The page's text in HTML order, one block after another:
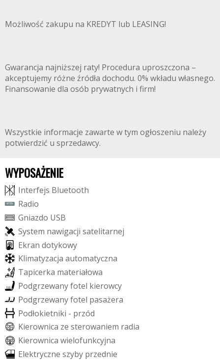
Możliwość zakupu na KREDYT lub LEASING!
Gwarancja najniższej raty! Procedura uproszczona –
akceptujemy różne źródła dochodu. 0% wkładu własnego.
Finansowanie dla osób prywatnych i firm!
Wszystkie informacje zawarte w tym ogłoszeniu należy
potwierdzić u sprzedawcy.
WYPOSAŻENIE
Interfejs Bluetooth
Radio
Gniazdo USB
System nawigacji satelitarnej
Ekran dotykowy
Klimatyzacja automatyczna
Tapicerka materiałowa
Podgrzewanyfotel kierowcy
Podgrzewanyfotel pasażera
Podłokietniki - przód
Kierownica ze sterowaniem radia
Kierownica wielofunkcyjna
Elektryczne szyby przednie